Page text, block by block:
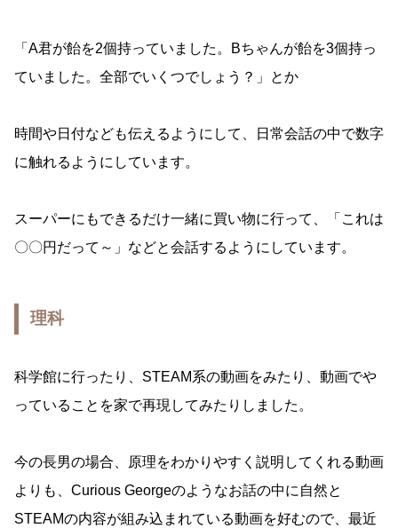
「A君が飴を2個持っていました。Bちゃんが飴を3個持っ
ていました。全部でいくつでしょう？」とか
時間や日付なども伝えるようにして、日常会話の中で数字
に触れるようにしています。
スーパーにもできるだけ一緒に買い物に行って、「これは
〇〇円だって～」などと会話するようにしています。
理科
科学館に行ったり、STEAM系の動画をみたり、動画でや
っていることを家で再現してみたりしました。
今の長男の場合、原理をわかりやすく説明してくれる動画
よりも、Curious Georgeのようなお話の中に自然と
STEAMの内容が組み込まれている動画を好むので、最近